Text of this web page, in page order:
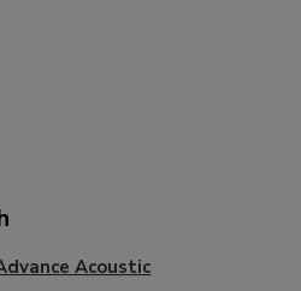
Acoustic